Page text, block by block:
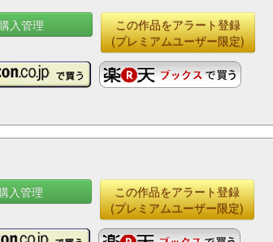
入管理
この作品をアラート登録
(プレミアムユーザー限定)
入管理
この作品をアラート登録
(プレミアムユーザー限定)